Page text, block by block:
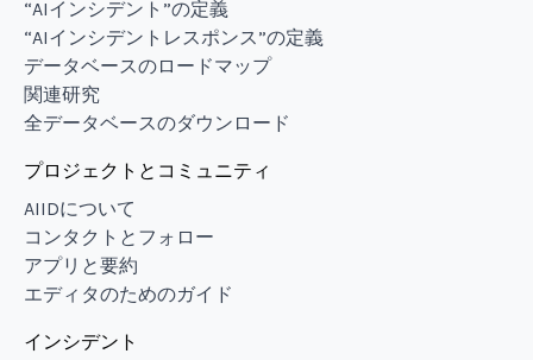
“AIインシデント”の定義
“AIインシデントレスポンス”の定義
データベースのロードマップ
関連研究
全データベースのダウンロード
プロジェクトとコミュニティ
AIIDについて
コンタクトとフォロー
アプリと要約
エディタのためのガイド
インシデント